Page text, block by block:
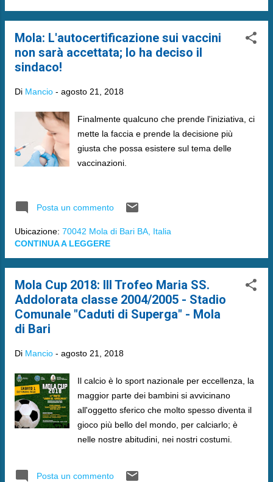
Mola: L'autocertificazione sui vaccini
non sarà accettata; lo ha deciso il
sindaco!
Di Mancio - agosto 21, 2018
Finalmente qualcuno che prende l'iniziativa, ci
mette la faccia e prende la decisione più
giusta che possa esistere sul tema delle
vaccinazioni.
Posta un commento
Ubicazione: 70042 Mola di Bari BA, Italia
CONTINUA A LEGGERE
Mola Cup 2018: III Trofeo Maria SS.
Addolorata classe 2004/2005 - Stadio
Comunale "Caduti di Superga" - Mola
di Bari
Di Mancio - agosto 21, 2018
Il calcio è lo sport nazionale per eccellenza, la
maggior parte dei bambini si avvicinano
all'oggetto sferico che molto spesso diventa il
gioco più bello del mondo, per calciarlo; è
nelle nostre abitudini, nei nostri costumi.
Posta un commento